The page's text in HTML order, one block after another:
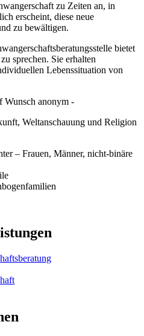
zu Zeiten an, in
erscheint, diese neue
zu bewältigen.
bietet
sprechen. Sie erhalten
Lebenssituation von
Wunsch anonym -
Weltanschauung und Religion
– Frauen, Männer, nicht-binäre